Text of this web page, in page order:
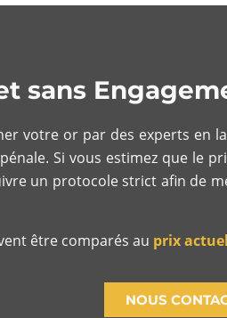
sans
votre or par des experts en
Si vous estimez que le
un protocole strict afin de
être comparés au prix
NOUS